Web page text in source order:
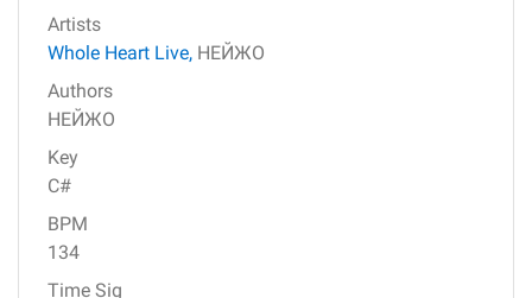
Artists
Whole Heart Live, НЕЙЖО
Authors
НЕЙЖО
Key
C#
BPM
134
Time Sig